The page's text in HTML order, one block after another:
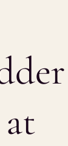
at